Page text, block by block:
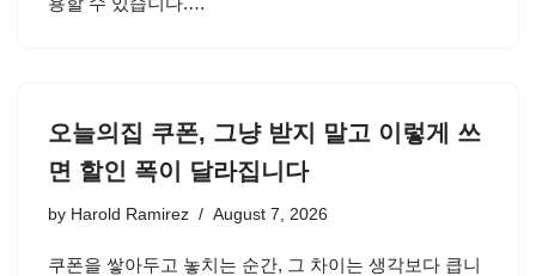
오늘의집 쿠폰, 그냥 받지 말고 이렇게 쓰
면 할인 폭이 달라집니다
by Harold Ramirez August 7, 2026
쿠폰을 쌓아두고 놓치는 순간, 그 차이는 생각보다 큽니